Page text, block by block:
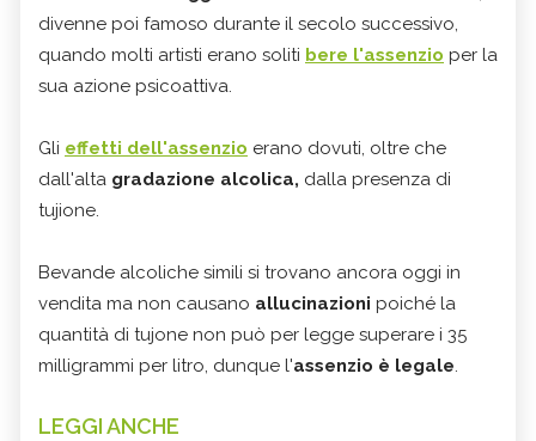
divenne poi famoso durante il secolo successivo,
quando molti artisti erano soliti bere l'assenzio per la
sua azione psicoattiva.
Gli effetti dell'assenzio erano dovuti, oltre che
dall'alta gradazione alcolica, dalla presenza di
tujione.
Bevande alcoliche simili si trovano ancora oggi in
vendita ma non causano allucinazioni poiché la
quantità di tujone non può per legge superare i 35
milligrammi per litro, dunque l'assenzio è legale.
LEGGI ANCHE